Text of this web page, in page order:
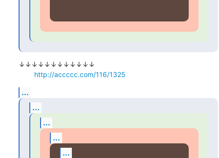
↓↓↓↓↓↓↓↓↓↓↓↓
http://accccc.com/116/1325
...
...
...
...
...